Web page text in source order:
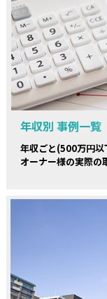
年収別 事例一覧
年収ごと(500万円
オーナー様の実際の